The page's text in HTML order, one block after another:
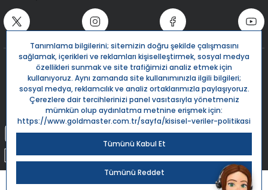
Destek Hattı
0850 532 5666
Bize Yazın
Kargom Nerede?
Goldmaster.com.tr © 2024 - Tüm hakları saklıdır.
Live Support